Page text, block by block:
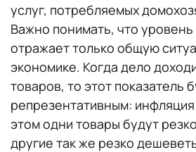
услуг, потребляемых
Важно понимать, что
отражает только общую
экономике. Когда дело
товаров, то этот показатель
репрезентативным:
этом одни товары будут
другие так же резко